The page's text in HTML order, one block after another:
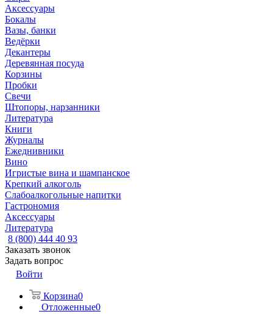
Аксессуары
Бокалы
Вазы, банки
Ведёрки
Декантеры
Деревянная посуда
Корзины
Пробки
Свечи
Штопоры, нарзанники
Литература
Книги
Журналы
Ежеднивники
Вино
Игристые вина и шампанское
Крепкий алкоголь
Слабоалкогольные напитки
Гастрономия
Аксессуары
Литература
8 (800) 444 40 93
Заказать звонок
Задать вопрос
Войти
Корзина0
Отложенные0